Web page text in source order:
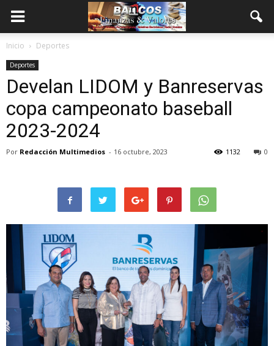
Inicio Deportes
Deportes
Develan LIDOM y Banreservas
copa campeonato baseball
2023-2024
Por Redacción Multimedios - 16 octubre, 2023 0
1132